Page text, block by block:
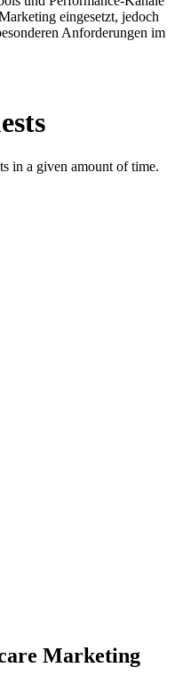
eingesetzt, jedoch
Anforderungen im
Marketing